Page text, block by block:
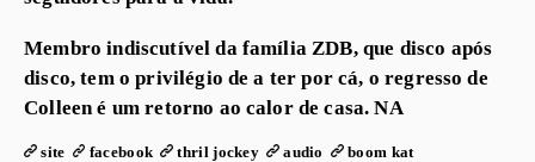
Membro indiscutível da família ZDB, que disco após
disco, tem o privilégio de a ter por cá, o regresso de
Colleen é um retorno ao calor de casa. NA​
site facebook thril jockey audio boom kat